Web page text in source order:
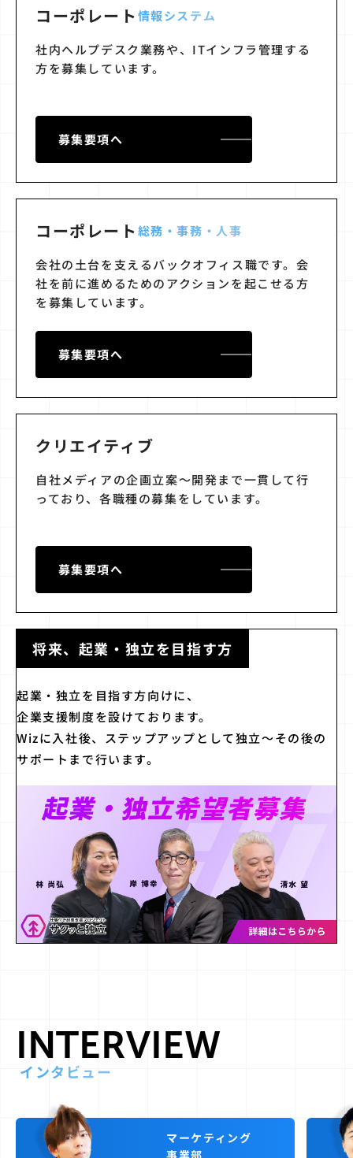
コーポレート情報システム
社内ヘルプデスク業務や、ITインフラ管理する
方を募集しています。
募集要項へ
コーポレート総務・事務・人事
会社の土台を支えるバックオフィス職です。会
社を前に進めるためのアクションを起こせる方
を募集しています。
募集要項へ
クリエイティブ
自社メディアの企画立案～開発まで一貫して行
っており、各職種の募集をしています。
募集要項へ
将来、起業・独立を目指す方
起業・独立を目指す方向けに、
企業支援制度を設けております。
Wizに入社後、ステップアップとして独立〜その後の
サポートまで行います。
INTERVIEW
インタビュー
マーケティング
事業部